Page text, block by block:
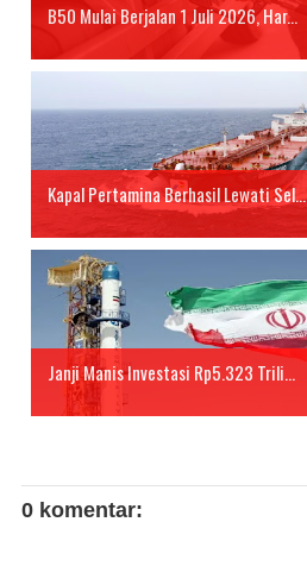
B50 Mulai Berjalan 1 Juli 2026, Har...
Kapal Pertamina Berhasil Lewati Sel...
Janji Manis Investasi Rp5.323 Trili...
0 komentar: